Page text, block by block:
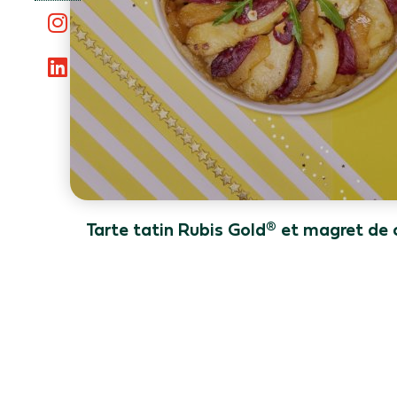
Tarte tatin Rubis Gold® et magret de